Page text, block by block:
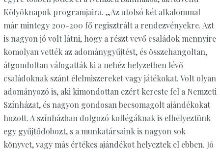
Kölyöknapok programjaira. „Az utolsó két alkalommal
már mintegy 200-200 fő regisztrált a rendezvényekre. Azt
is nagyon jó volt látni, hogy a részt vevő családok mennyire
komolyan vették az adománygyűjtést, és összehangoltan,
átgondoltan válogatták ki a nehéz helyzetben lévő
családoknak szánt élelmiszereket vagy játékokat. Volt olyan
adományozó is, aki kimondottan ezért kereste fel a Nemzeti
Színházat, és nagyon gondosan becsomagolt ajándékokat
hozott. A színházban dolgozó kollégáknak is elhelyeztünk
egy gyűjtődobozt, s a munkatársaink is nagyon sok
könyvet, vagy más értékes ajándékot helyeztek el ebben. Jó